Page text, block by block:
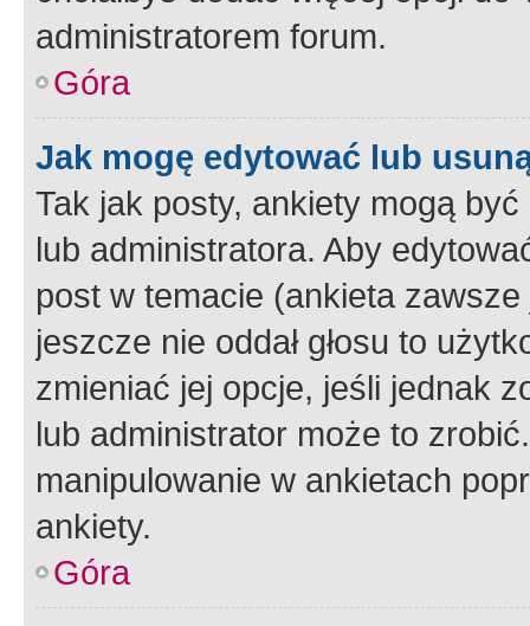
administratorem forum.
Góra
Jak mogę edytować lub
Tak jak posty, ankiety mogą
lub administratora. Aby
post w temacie (ankieta
jeszcze nie oddał głosu to
zmieniać jej opcje, jeśli jednak
lub administrator może to
manipulowanie w ankietach
ankiety.
Góra